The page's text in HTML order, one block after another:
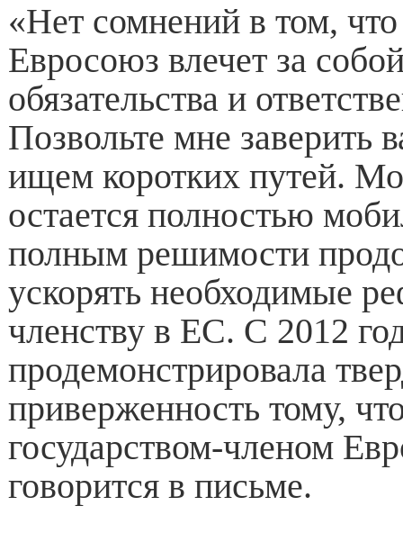
«Нет сомнений в том,
Евросоюз влечет за
обязательства и
Позвольте мне заверить
ищем коротких путей.
остается полностью
полным решимости
ускорять необходимые
членству в ЕС. С 2012
продемонстрировала
приверженность тому,
государством-членом
говорится в письме.